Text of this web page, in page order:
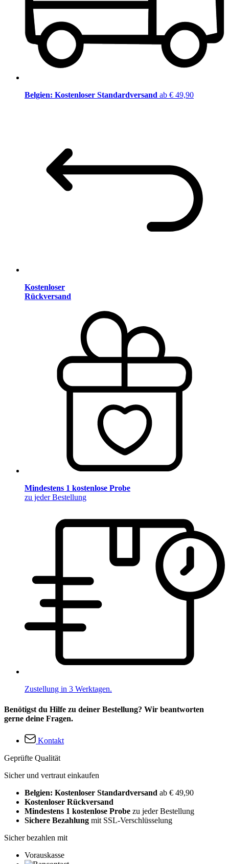
Belgien: Kostenloser Standardversand ab € 49,90
Kostenloser
Rückversand
Mindestens 1 kostenlose Probe
zu jeder Bestellung
Zustellung in 3 Werktagen.
Benötigst du Hilfe zu deiner Bestellung? Wir beantworten
gerne deine Fragen.
Kontakt
Geprüfte Qualität
Sicher und vertraut einkaufen
Belgien: Kostenloser Standardversand ab € 49,90
Kostenloser Rückversand
Mindestens 1 kostenlose Probe zu jeder Bestellung
Sichere Bezahlung mit SSL-Verschlüsselung
Sicher bezahlen mit
Vorauskasse